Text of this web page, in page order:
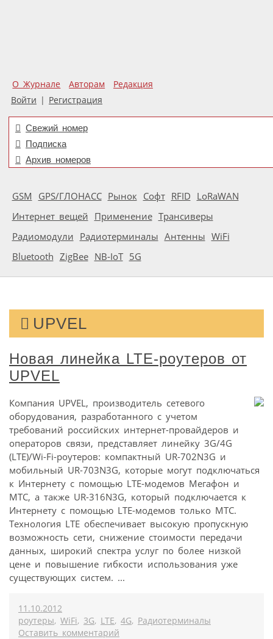
О Журнале Авторам
Редакция
Войти | Регистрация
Свежий номер
Подписка
Архив номеров
GSM GPS/ГЛОНАСС Рынок Софт RFID LoRaWAN
Интернет вещей Применение Трансиверы
Радиомодули Радиотерминалы Антенны WiFi
Bluetooth ZigBee NB-IoT 5G
UPVEL
Новая линейка LTE-роутеров от
UPVEL
Компания UPVEL, производитель сетевого
оборудования, разработанного с учетом
требований российских интернет-провайдеров и
операторов связи, представляет линейку 3G/4G
(LTE)/Wi-Fi-роутеров: компактный UR-702N3G и
мобильный UR-703N3G, которые могут подключаться
к Интернету с помощью LTE-модемов Мегафон и
MTC, а также UR-316N3G, который подключается к
Интернету с помощью LTE-модемов только МТС.
Технология LTE обеспечивает высокую пропускную
возможность сети, снижение стоимости передачи
данных, широкий спектра услуг по более низкой
цене и повышение гибкости использования уже
существующих систем. ...
11.10.2012
роутеры, WiFi, 3G, LTE, 4G, Радиотерминалы
Оставить комментарий